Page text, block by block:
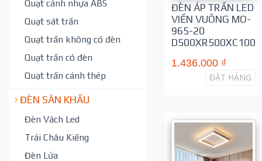
Quạt cánh nhựa ABS
Quạt sát trần
Quạt trần không có đèn
Quạt trần có đèn
Quạt trần cánh thép
ĐÈN SÂN KHẤU
Đèn Vách Led
Trái Châu Kiếng
Đèn Lửa
ĐÈN ÁP TRẦN LED
VIỀN VUÔNG MO-
965-20
D500XR500XC100
1.436.000 ₫
ĐẶT HÀNG